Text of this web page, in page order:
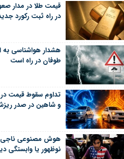
قیمت طلا در مدار
در راه ثبت رکورد
هشدار هواشناسی به
طوفان در راه است
و شاهین در صدر
هوش مصنوعی ناجی
نوظهور یا وابستگی